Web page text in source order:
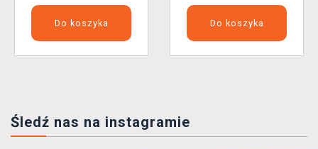
Do koszyka Do koszyka
Śledź nas na instagramie